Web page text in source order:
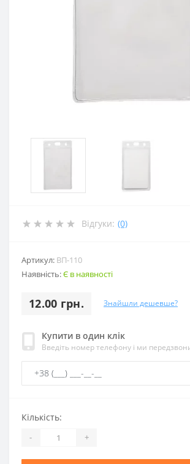
Відгуки: (0)
Артикул: ВП-110
Наявність:Є в наявності
12.00 грн. Знайшли дешевше?
Купити в один клік
Введіть номер телефону і ми
Кількість:
- +